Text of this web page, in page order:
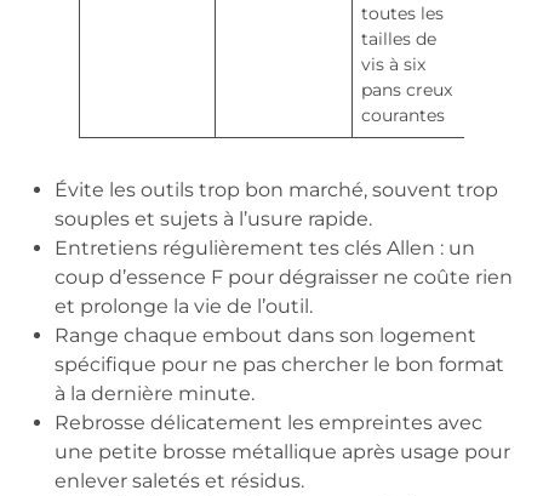
toutes les
tailles de
vis à six
pans creux
courantes
Évite les outils trop bon marché, souvent trop
souples et sujets à l’usure rapide.
Entretiens régulièrement tes clés Allen : un
coup d’essence F pour dégraisser ne coûte rien
et prolonge la vie de l’outil.
Range chaque embout dans son logement
spécifique pour ne pas chercher le bon format
à la dernière minute.
Rebrosse délicatement les empreintes avec
une petite brosse métallique après usage pour
enlever saletés et résidus.